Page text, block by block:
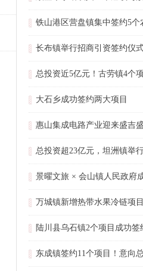
铁山港区营盘镇集中签约5个
长布镇举行招商引资签约仪
总投资近5亿元！古劳镇4个
大石乡成功签约两大项目
惠山集成电路产业迎来盛吉
总投资超23亿元，坦洲镇举
景曜文旅 × 会山镇人民政府
万城镇新增热带水果冷链项目
陆川县乌石镇2个项目成功签
东成镇签约11个项目！意向